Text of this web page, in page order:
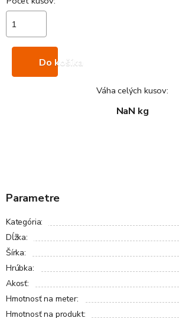
Do košíka
Váha celých kusov:
NaN kg
Parametre
Kategória:
Dĺžka:
Šírka:
Hrúbka:
Akosť:
Hmotnosť na meter:
Hmotnosť na produkt: